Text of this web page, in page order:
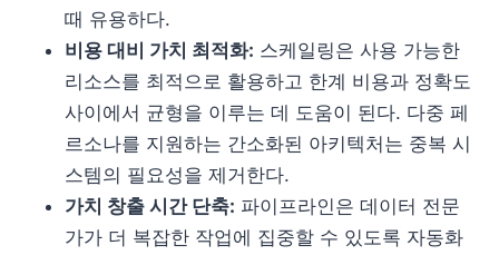
때 유용하다.
비용 대비 가치 최적화: 스케일링은 사용 가능한
리소스를 최적으로 활용하고 한계 비용과 정확도
사이에서 균형을 이루는 데 도움이 된다. 다중 페
르소나를 지원하는 간소화된 아키텍처는 중복 시
스템의 필요성을 제거한다.
가치 창출 시간 단축: 파이프라인은 데이터 전문
가가 더 복잡한 작업에 집중할 수 있도록 자동화